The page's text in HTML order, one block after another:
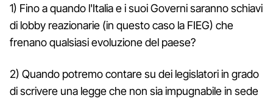
1) Fino a quando l'Italia e i suoi Governi saranno schiavi
di lobby reazionarie (in questo caso la FIEG) che
frenano qualsiasi evoluzione del paese?
2) Quando potremo contare su dei legislatori in grado
di scrivere una legge che non sia impugnabile in sede